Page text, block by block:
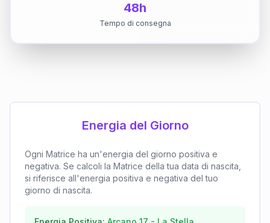
48h
Tempo di consegna
Energia del Giorno
Ogni Matrice ha un'energia del giorno positiva e
negativa. Se calcoli la Matrice della tua data di nascita,
si riferisce all'energia positiva e negativa del tuo
giorno di nascita.